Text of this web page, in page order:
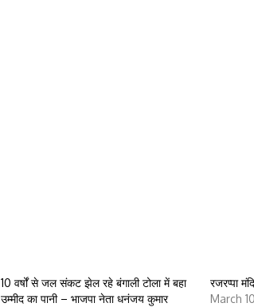
10 वर्षों से जल संकट झेल रहे बंगाली टोला में बहा
उम्मीद का पानी – भाजपा नेता धनंजय कुमार
रजरप्पा
March